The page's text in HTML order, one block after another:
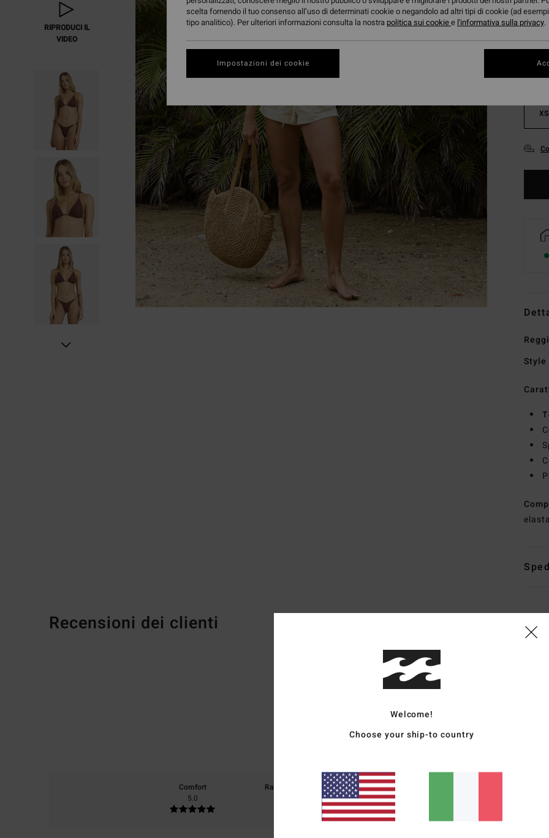
RIPRODUCI IL
VIDEO
XS
Style
Recensioni dei clienti
Punteggio medio
5.0
Comfort
5.0
Rapporto qualità-prezzo
Welcome!
Choose your ship-to country
scelta fornendo il tuo consenso all’uso di determinati cookie o negandolo ad altri tipi di cookie (ad
tipo analitico). Per ulteriori informazioni consulta la nostra politica sui cookiee l'informativa sulla privacy.
Impostazioni dei cookie